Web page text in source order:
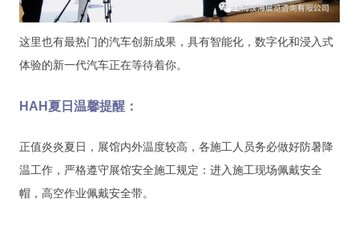
这里也有最热门的汽车创新成果，具有智能化，数字化和浸入式
体验的新一代汽车正在等待着你。
HAH夏日温馨提醒：
正值炎炎夏日，展馆内外温度较高，各施工人员务必做好防暑降
温工作，严格遵守展馆安全施工规定：进入施工现场佩戴安全
帽，高空作业佩戴安全带。